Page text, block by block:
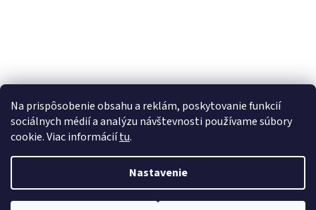
Na prispôsobenie obsahu a reklám, poskytovanie funkcií
sociálnych médií a analýzu návštevnosti používame súbory
cookie. Viac informáciítu.
Nastavenie
Copyright 2026PreSeniora.sk. Všetky práva vyhradené.Upraviť